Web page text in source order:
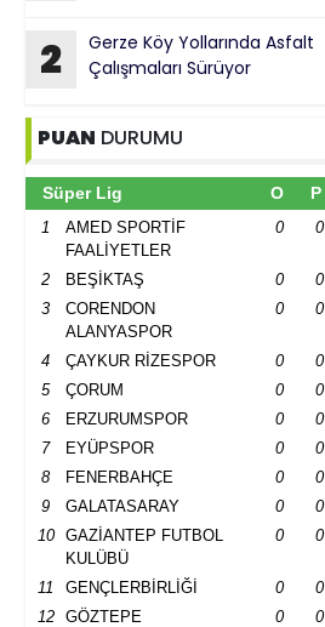
2
Gerze Köy Yollarında Asfalt
Çalışmaları Sürüyor
PUAN DURUMU
Süper Lig O P
1
AMED SPORTİF
FAALİYETLER
0 0
2 BEŞİKTAŞ 0
0
3
CORENDON
ALANYASPOR
0 0
4 ÇAYKUR RİZESPOR 0
0
5
ÇORUM 0
0
6
ERZURUMSPOR 0
0
7
EYÜPSPOR 0
0
8
FENERBAHÇE 0
0
9
GALATASARAY 0
0
10
GAZİANTEP FUTBOL
KULÜBÜ
0 0
11 GENÇLERBİRLİĞİ 0
0
12
GÖZTEPE 0
0